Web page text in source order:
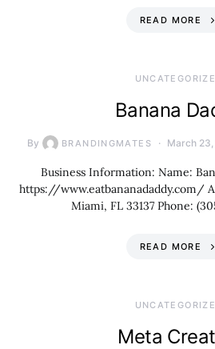
READ MORE
Banana
By BRANDINGMATES March
Business Information: Name:
https://www.eatbananadaddy.com/
Miami, FL 33137 Phone:
READ MORE
Meta